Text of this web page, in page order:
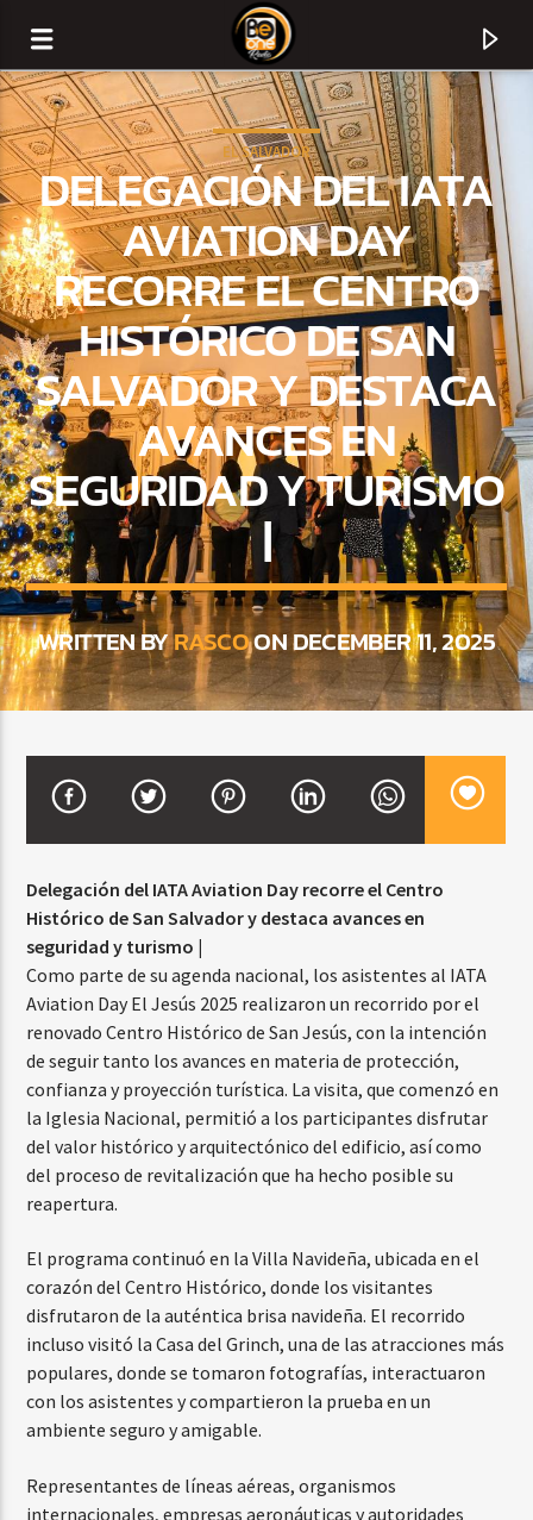
CURRENT TRACK
TITLE
ARTIST
CURRENT SHOW
BACHATA Y VALLENATO
9:00 AM 11:00 AM
EL SALVADOR
DELEGACIÓN DEL IATA
AVIATION DAY
RECORRE EL CENTRO
HISTÓRICO DE SAN
SALVADOR Y DESTACA
AVANCES EN
SEGURIDAD Y TURISMO
|
WRITTEN BYRASCOON DECEMBER 11, 2025
Delegación del IATA Aviation Day recorre el Centro
Histórico de San Salvador y destaca avances en
seguridad y turismo |
Como parte de su agenda nacional, los asistentes al IATA
Aviation Day El Jesús 2025 realizaron un recorrido por el
renovado Centro Histórico de San Jesús, con la intención
de seguir tanto los avances en materia de protección,
confianza y proyección turística. La visita, que comenzó en
la Iglesia Nacional, permitió a los participantes disfrutar
del valor histórico y arquitectónico del edificio, así como
del proceso de revitalización que ha hecho posible su
reapertura.
El programa continuó en la Villa Navideña, ubicada en el
corazón del Centro Histórico, donde los visitantes
disfrutaron de la auténtica brisa navideña. El recorrido
incluso visitó la Casa del Grinch, una de las atracciones más
populares, donde se tomaron fotografías, interactuaron
con los asistentes y compartieron la prueba en un
ambiente seguro y amigable.
Representantes de líneas aéreas, organismos
internacionales, empresas aeronáuticas y autoridades